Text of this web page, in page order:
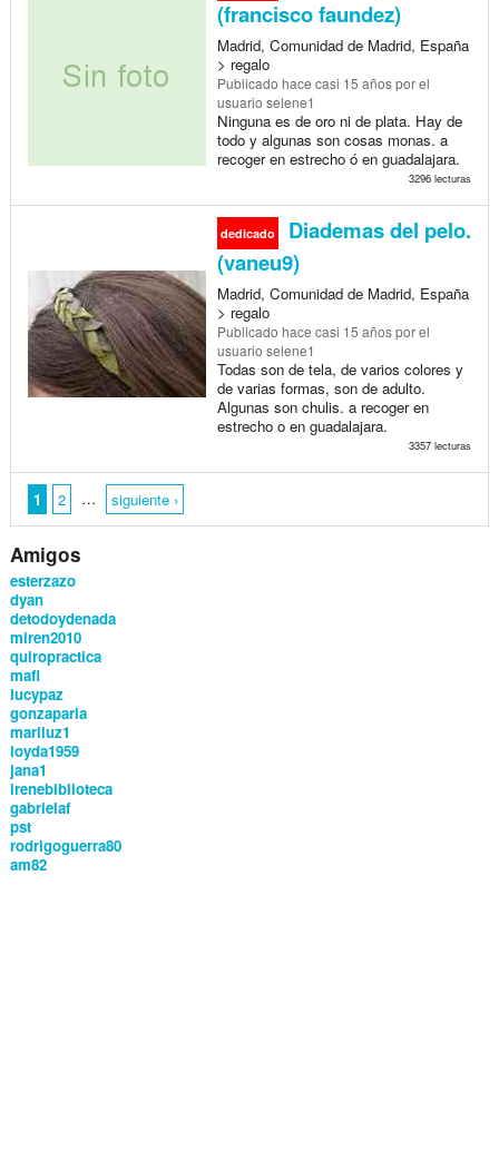
(francisco faundez)
Madrid, Comunidad de Madrid, España
> regalo
Publicado hace casi 15 añospor el
usuario selene1
Ninguna es de oro ni de plata. Hay de
todo y algunas son cosas monas. a
recoger en estrecho ó en guadalajara.
3296 lecturas
dedicado
Diademas del pelo.
(vaneu9)
Madrid, Comunidad de Madrid, España
> regalo
Publicado hace casi 15 añospor el
usuario selene1
Todas son de tela, de varios colores y
de varias formas, son de adulto.
Algunas son chulis. a recoger en
estrecho o en guadalajara.
3357 lecturas
1 2 … siguiente ›
Amigos
esterzazo
dyan
detodoydenada
miren2010
quiropractica
mafi
lucypaz
gonzaparla
mariluz1
loyda1959
jana1
irenebiblioteca
gabrielaf
pst
rodrigoguerra80
am82